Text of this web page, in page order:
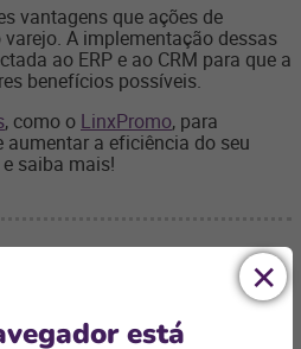
vantagens que ações de
A implementação dessas
ao ERP e ao CRM para que a
benefícios possíveis.
, como o LinxPromo, para
a eficiência do seu
e saiba mais!
está